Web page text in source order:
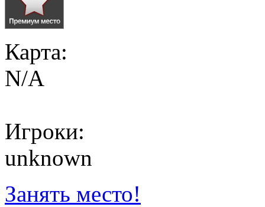
Карта:
N/A
Игроки:
unknown
Занять место!